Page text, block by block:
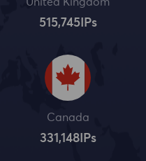
515,745IPs
Canada
331,148IPs